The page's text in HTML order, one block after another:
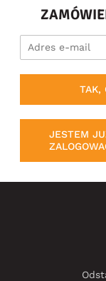
TAK,
JESTEM